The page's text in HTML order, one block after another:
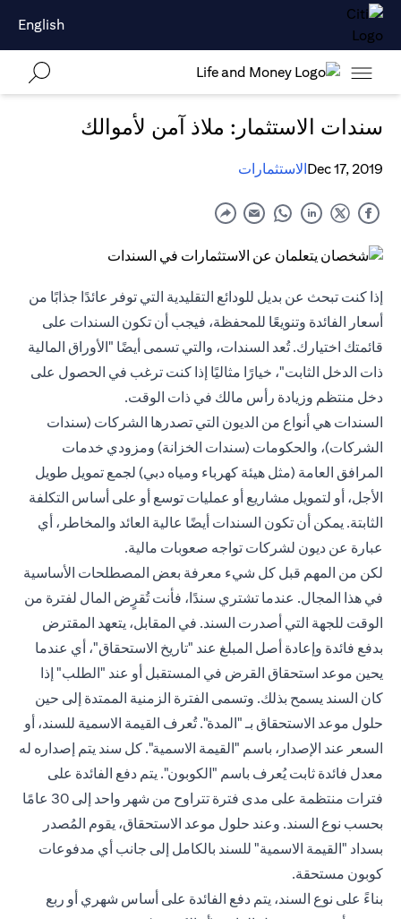
English
سندات الاستثمار: ملاذ آمن لأموالك
Dec 17, 2019الاستثمارات
إذا كنت تبحث عن بديل للودائع التقليدية التي توفر عائدًا جذابًا من
أسعار الفائدة وتنويعًا للمحفظة، فيجب أن تكون السندات على
قائمتك اختيارك. تُعد السندات، والتي تسمى أيضًا "الأوراق المالية
ذات الدخل الثابت"، خيارًا مثاليًا إذا كنت ترغب في الحصول على
دخل منتظم وزيادة رأس مالك في ذات الوقت.
السندات هي أنواع من الديون التي تصدرها الشركات (سندات
الشركات)، والحكومات (سندات الخزانة) ومزودي خدمات
المرافق العامة (مثل هيئة كهرباء ومياه دبي) لجمع تمويل طويل
الأجل، أو لتمويل مشاريع أو عمليات توسع أو على أساس التكلفة
الثابتة. يمكن أن تكون السندات أيضًا عالية العائد والمخاطر، أي
عبارة عن ديون لشركات تواجه صعوبات مالية.
لكن من المهم قبل كل شيء معرفة بعض المصطلحات الأساسية
في هذا المجال. عندما تشتري سندًا، فأنت تُقرٍض المال لفترة من
الوقت للجهة التي أصدرت السند. في المقابل، يتعهد المقترض
بدفع فائدة وإعادة أصل المبلغ عند "تاريخ الاستحقاق"، أي عندما
يحين موعد استحقاق القرض في المستقبل أو عند "الطلب" إذا
كان السند يسمح بذلك. وتسمى الفترة الزمنية الممتدة إلى حين
حلول موعد الاستحقاق بـ "المدة". تُعرف القيمة الاسمية للسند، أو
السعر عند الإصدار، باسم "القيمة الاسمية". كل سند يتم إصداره له
معدل فائدة ثابت يُعرف باسم "الكوبون". يتم دفع الفائدة على
فترات منتظمة على مدى فترة تتراوح من شهر واحد إلى 30 عامًا
بحسب نوع السند. وعند حلول موعد الاستحقاق، يقوم المُصدر
بسداد "القيمة الاسمية" للسند بالكامل إلى جانب أي مدفوعات
كوبون مستحقة.
بناءً على نوع السند، يتم دفع الفائدة على أساس شهري أو ربع